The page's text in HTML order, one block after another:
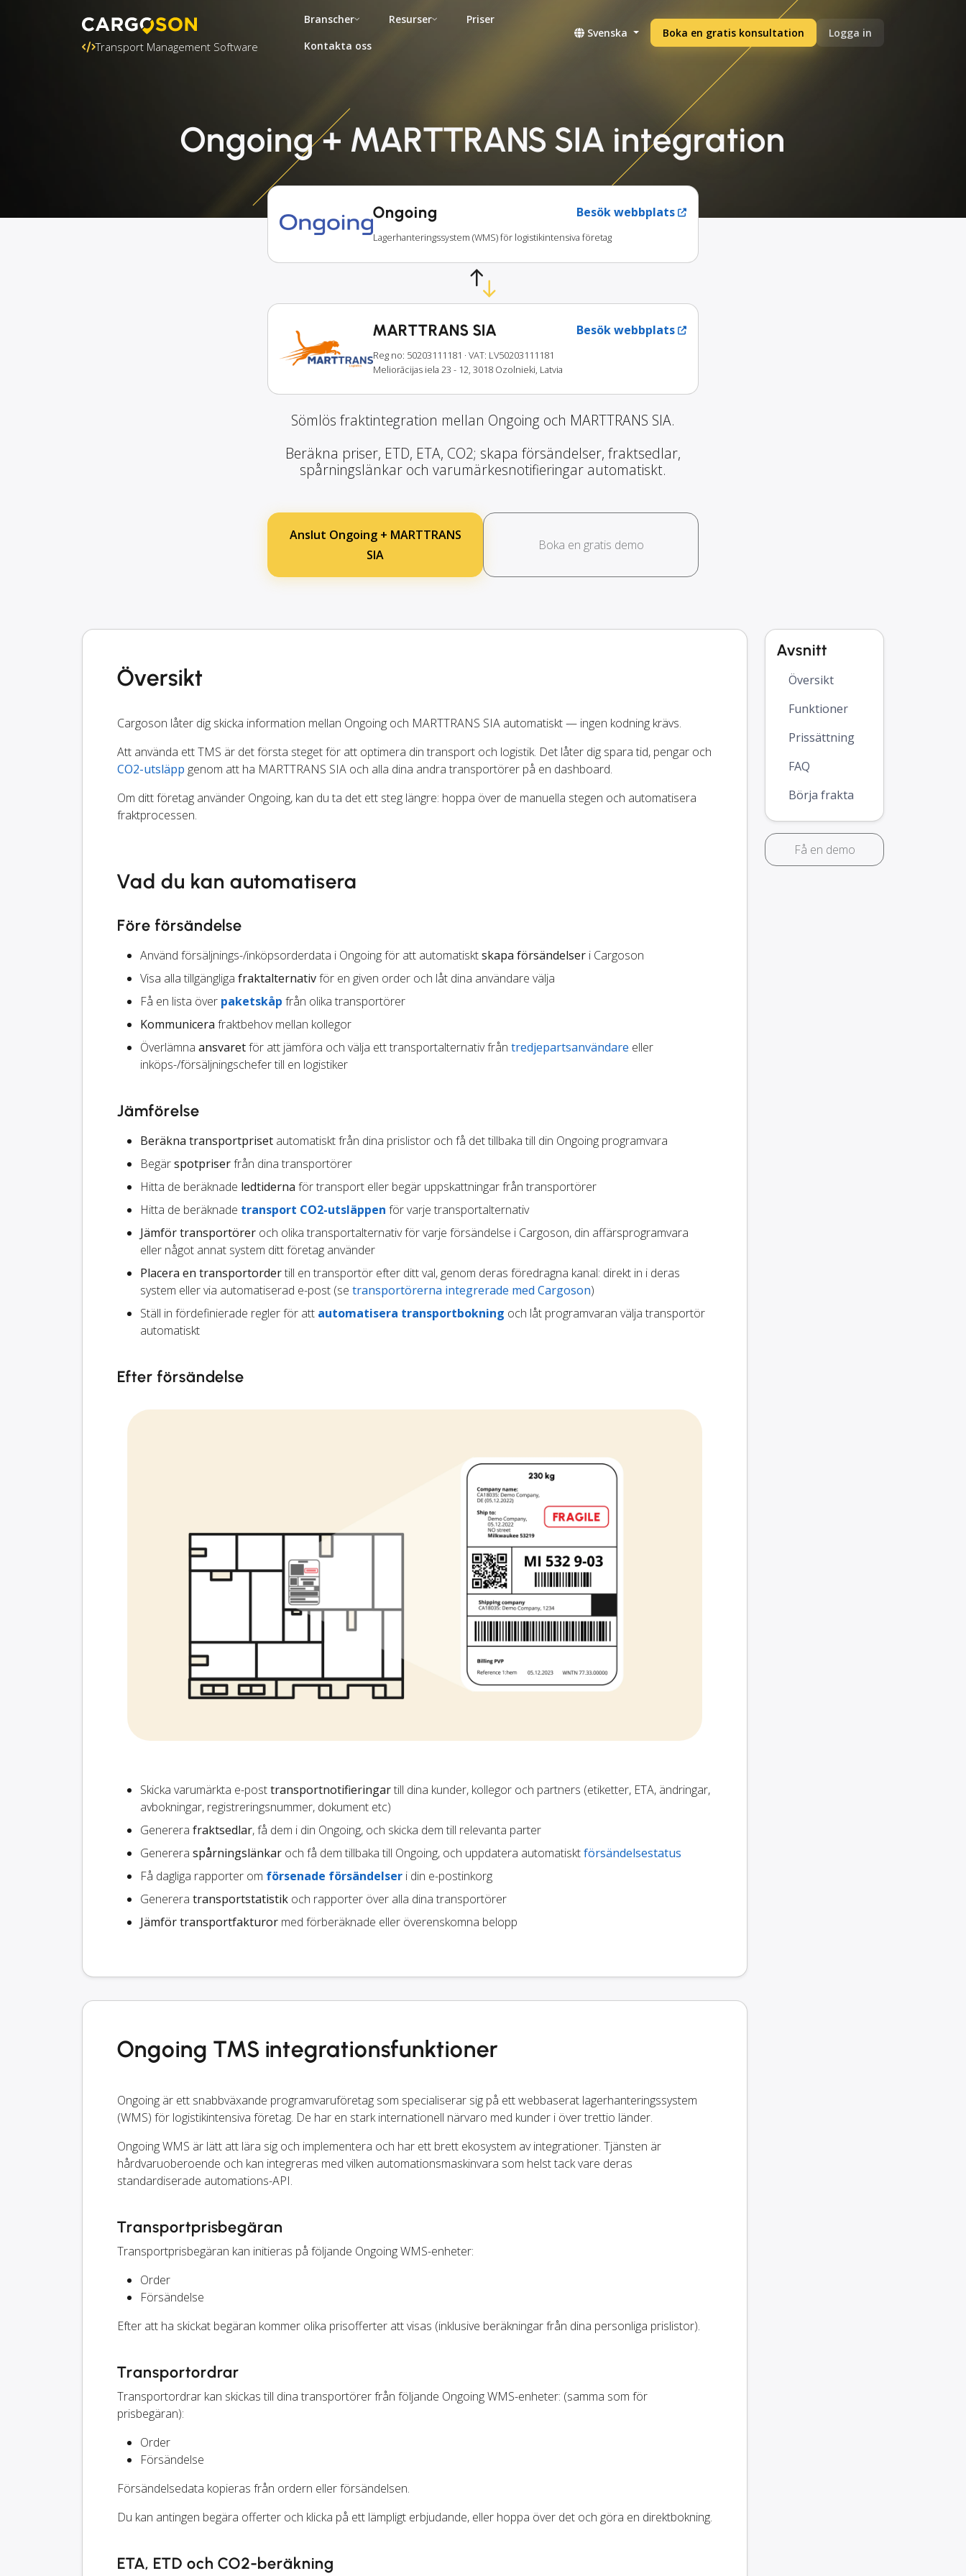
Transport Management Software
Branscher Resurser
Priser
Kontakta oss
Svenska Boka en gratis konsultation Logga in
Ongoing + MARTTRANS SIA integration
Ongoing Besök webbplats
Lagerhanteringssystem (WMS) för logistikintensiva företag
MARTTRANS SIA Besök webbplats
Reg no: 50203111181 · VAT: LV50203111181
Meliorācijas iela 23 - 12, 3018 Ozolnieki, Latvia
Sömlös fraktintegration mellan Ongoing och MARTTRANS SIA.
Beräkna priser, ETD, ETA, CO2; skapa försändelser, fraktsedlar,
spårningslänkar och varumärkesnotifieringar automatiskt.
Anslut Ongoing + MARTTRANS
SIA
Boka en gratis demo
Översikt
Cargoson låter dig skicka information mellan Ongoing och MARTTRANS SIA automatiskt — ingen kodning krävs.
Att använda ett TMS är det första steget för att optimera din transport och logistik. Det låter dig spara tid, pengar och
CO2-utsläpp genom att ha MARTTRANS SIA och alla dina andra transportörer på en dashboard.
Om ditt företag använder Ongoing, kan du ta det ett steg längre: hoppa över de manuella stegen och automatisera
fraktprocessen.
Vad du kan automatisera
Före försändelse
Använd försäljnings-/inköpsorderdata i Ongoing för att automatisktskapa försändelser i Cargoson
Visa alla tillgängliga fraktalternativför en given order och låt dina användare välja
Få en lista över paketskåp från olika transportörer
Kommunicera fraktbehov mellan kollegor
Överlämna ansvaretför att jämföra och välja ett transportalternativ från tredjepartsanvändare eller
inköps-/försäljningschefer till en logistiker
Jämförelse
Beräkna transportpriset automatiskt från dina prislistor och få det tillbaka till din Ongoing programvara
Begärspotpriserfrån dina transportörer
Hitta de beräknade ledtiderna för transport eller begär uppskattningar från transportörer
Hitta de beräknade transport CO2-utsläppen för varje transportalternativ
Jämför transportörer och olika transportalternativ för varje försändelse i Cargoson, din affärsprogramvara
eller något annat system ditt företag använder
Placera en transportordertill en transportör efter ditt val, genom deras föredragna kanal: direkt in i deras
system eller via automatiserad e-post (se transportörerna integrerade med Cargoson)
Ställ in fördefinierade regler för att automatisera transportbokning och låt programvaran välja transportör
automatiskt
Efter försändelse
Skicka varumärkta e-posttransportnotifieringartill dina kunder, kollegor och partners (etiketter, ETA, ändringar,
avbokningar, registreringsnummer, dokument etc)
Generera fraktsedlar, få dem i din Ongoing, och skicka dem till relevanta parter
Generera spårningslänkar och få dem tillbaka till Ongoing, och uppdatera automatisktförsändelsestatus
Få dagliga rapporter om försenade försändelser i din e-postinkorg
Generera transportstatistik och rapporter över alla dina transportörer
Jämför transportfakturor med förberäknade eller överenskomna belopp
Ongoing TMS integrationsfunktioner
Ongoing är ett snabbväxande programvaruföretag som specialiserar sig på ett webbaserat lagerhanteringssystem
(WMS) för logistikintensiva företag. De har en stark internationell närvaro med kunder i över trettio länder.
Ongoing WMS är lätt att lära sig och implementera och har ett brett ekosystem av integrationer. Tjänsten är
hårdvaruoberoende och kan integreras med vilken automationsmaskinvara som helst tack vare deras
standardiserade automations-API.
Transportprisbegäran
Transportprisbegäran kan initieras på följande Ongoing WMS-enheter:
Order
Försändelse
Efter att ha skickat begäran kommer olika prisofferter att visas (inklusive beräkningar från dina personliga prislistor).
Transportordrar
Transportordrar kan skickas till dina transportörer från följande Ongoing WMS-enheter: (samma som för
prisbegäran):
Order
Försändelse
Försändelsedata kopieras från ordern eller försändelsen.
Du kan antingen begära offerter och klicka på ett lämpligt erbjudande, eller hoppa över det och göra en direktbokning.
ETA, ETD och CO2-beräkning
Avsnitt
Översikt
Funktioner
Prissättning
FAQ
Börja frakta
Få en demo